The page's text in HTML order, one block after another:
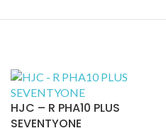
HJC – R PHA10 PLUS
SEVENTYONE